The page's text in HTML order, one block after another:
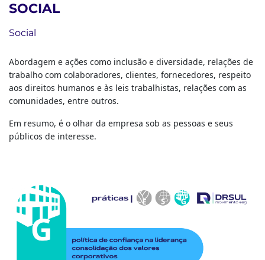
SOCIAL
Social
Abordagem e ações como inclusão e diversidade, relações de
trabalho com colaboradores, clientes, fornecedores, respeito
aos direitos humanos e às leis trabalhistas, relações com as
comunidades, entre outros.
Em resumo, é o olhar da empresa sob as pessoas e seus
públicos de interesse.